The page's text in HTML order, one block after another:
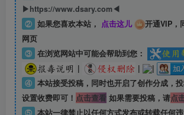
▶https://www.dsary.com◀
② 如果您喜欢本站， 点击这儿
开通VIP，
网页
③ 在浏览网站中可能会帮助到您：
|
|
|
④ 本站接受投稿，同时也开启了创作分成，
设置收费即可！ 点击查看如果需要投稿，请点
⑤ 本站一律禁止以任何方式发布或转载任何